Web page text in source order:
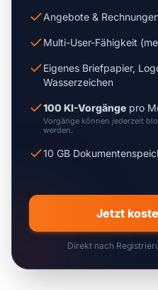
Angebote &
Multi-User-Fähigkeit
Eigenes Briefpapier,
Wasserzeichen
100 KI-Vorgänge pro
Vorgänge können jederzeit
werden.
10 GB
Jetzt
Direkt nach